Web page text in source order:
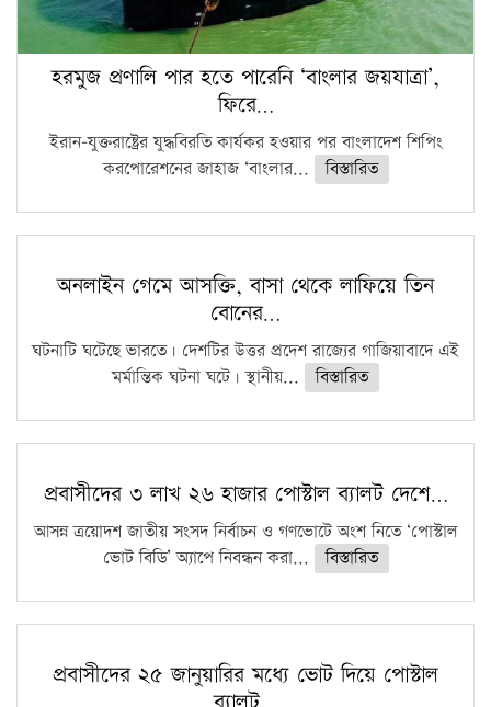
হরমুজ প্রণালি পার হতে পারেনি ‘বাংলার জয়যাত্রা’,
ফিরে…
ইরান-যুক্তরাষ্ট্রের যুদ্ধবিরতি কার্যকর হওয়ার পর বাংলাদেশ শিপিং
করপোরেশনের জাহাজ ‘বাংলার...
বিস্তারিত
অনলাইন গেমে আসক্তি, বাসা থেকে লাফিয়ে তিন
বোনের…
ঘটনাটি ঘটেছে ভারতে। দেশটির উত্তর প্রদেশ রাজ্যের গাজিয়াবাদে এই
মর্মান্তিক ঘটনা ঘটে। স্থানীয়...
বিস্তারিত
প্রবাসীদের ৩ লাখ ২৬ হাজার পোস্টাল ব্যালট দেশে…
আসন্ন ত্রয়োদশ জাতীয় সংসদ নির্বাচন ও গণভোটে অংশ নিতে ‘পোস্টাল
ভোট বিডি’ অ্যাপে নিবন্ধন করা...
বিস্তারিত
প্রবাসীদের ২৫ জানুয়ারির মধ্যে ভোট দিয়ে পোস্টাল